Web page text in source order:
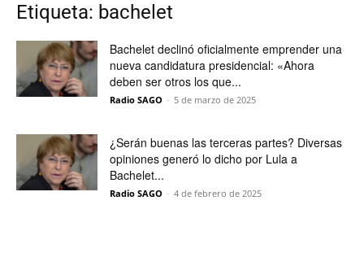
Etiqueta: bachelet
Bachelet declinó oficialmente emprender una
nueva candidatura presidencial: «Ahora
deben ser otros los que...
Radio SAGO - 5 de marzo de 2025
¿Serán buenas las terceras partes? Diversas
opiniones generó lo dicho por Lula a
Bachelet...
Radio SAGO - 4 de febrero de 2025